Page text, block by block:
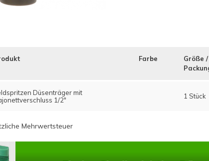
Farbe
Größe /
Düsenträger mit
1/2"
1 Stück
Mehrwertsteuer